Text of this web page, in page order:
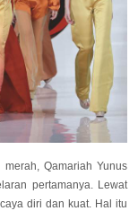
Qamariah Yunus
pertamanya. Lewat
diri dan kuat. Hal itu